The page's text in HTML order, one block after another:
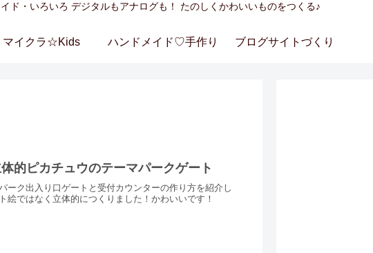
ド・いろいろ デジタルもアナログも！ たのしくかわいいものをつくる♪
マイクラ☆Kids ハンドメイド♡手作り ブログサイトづくり
的ピカチュウのテーマパークゲート
ーク出入り口ゲートと受付カウンターの作り方を紹介し
絵ではなく立体的につくりました！かわいいです！